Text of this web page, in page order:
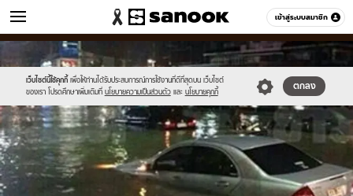
เข้าสู่ระบบสมาชิก
ข่าว หมวดอื่นๆ
เว็บไซต์นี้ใช้คุกกี้ เพื่อให้ท่านได้รับประสบการณ์การใช้งานที่ดีที่สุดบน เว็บไซต์
ของเรา โปรดศึกษาเพิ่มเติมที่ นโยบายความเป็นส่วนตัว และ นโยบายคุกกี้
ตกลง
Sanook
//s.isanook.com/sr/0/images/logo-
new-
sanook.png
600
60
//s.isanook.com/ns/0/ud/247/1238573/dfrg.jpg